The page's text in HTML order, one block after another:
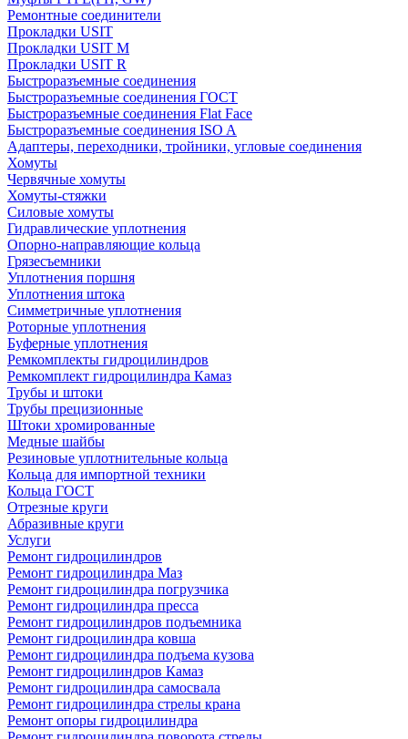
Ремонтные соединители
Прокладки USIT
Прокладки USIT M
Прокладки USIT R
Быстроразъемные соединения
Быстроразъемные соединения ГОСТ
Быстроразъемные соединения Flat Face
Быстроразъемные соединения ISO A
Адаптеры, переходники, тройники, угловые соединения
Хомуты
Червячные хомуты
Хомуты-стяжки
Силовые хомуты
Гидравлические уплотнения
Опорно-направляющие кольца
Грязесъемники
Уплотнения поршня
Уплотнения штока
Симметричные уплотнения
Роторные уплотнения
Буферные уплотнения
Ремкомплекты гидроцилиндров
Ремкомплект гидроцилиндра Камаз
Трубы и штоки
Трубы прецизионные
Штоки хромированные
Медные шайбы
Резиновые уплотнительные кольца
Кольца для импортной техники
Кольца ГОСТ
Отрезные круги
Абразивные круги
Услуги
Ремонт гидроцилиндров
Ремонт гидроцилиндра Маз
Ремонт гидроцилиндра погрузчика
Ремонт гидроцилиндра пресса
Ремонт гидроцилиндров подъемника
Ремонт гидроцилиндра ковша
Ремонт гидроцилиндра подъема кузова
Ремонт гидроцилиндров Камаз
Ремонт гидроцилиндра самосвала
Ремонт гидроцилиндра стрелы крана
Ремонт опоры гидроцилиндра